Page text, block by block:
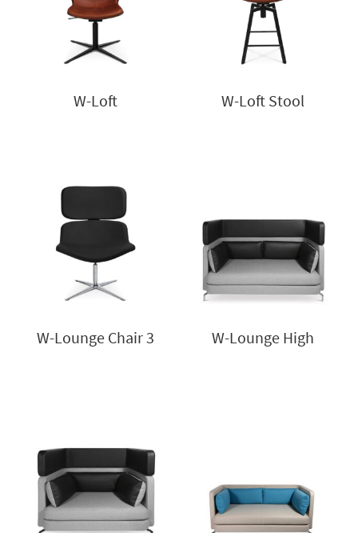
W-Loft W-Loft Stool
W-Lounge Chair 3 W-Lounge High